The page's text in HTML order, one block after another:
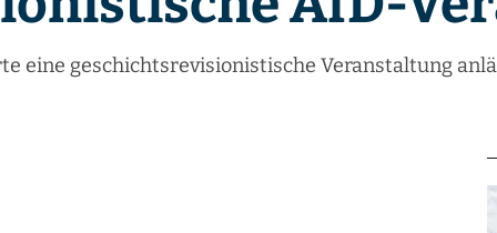
eine geschichtsrevisionistische Veranstaltung